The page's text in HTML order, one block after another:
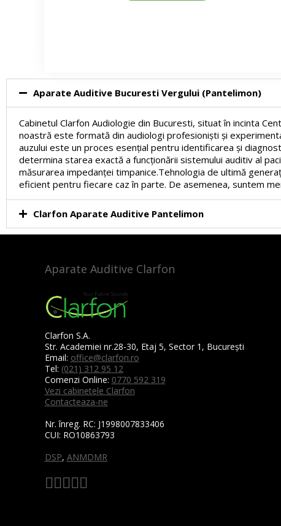
Aparate Auditive Bucuresti Vergului (Pantelimon)
Cabinetul Clarfon Audiologie din Bucuresti, situat în incinta
noastră este formată din audiologi profesioniști și
auzului este un proces esențial pentru identificarea și
determina starea exactă a funcționării sistemului auditiv al
măsurarea impedanței timpanice.Tehnologia de ultimă
eficient pentru fiecare caz în parte. De asemenea, suntem
Clarfon Aparate Auditive Pantelimon
Aparate Auditive Clarfon
Clarfon S.A.
Str. Academiei nr.28-30, Etaj 5, Sector 1, București
Email: office@clarfon.ro
Tel: (021) 312 95 12
Comenzi Online: 0770 592 319
Vezi cabinetele Clarfon
Contacteaza-ne
Nr. înreg. RC: J1998007833406
CUI: RO10863793
DSP, ANMDMR